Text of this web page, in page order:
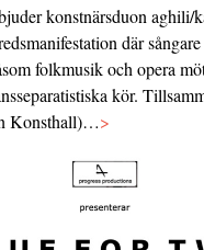
konstnärsduon aghili/
där
folkmusik och opera
kör.
Konsthall)…>